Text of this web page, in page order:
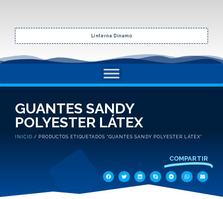
Linterna Dinamo
GUANTES SANDY
POLYESTER LÁTEX
INICIO / PRODUCTOS ETIQUETADOS “GUANTES SANDY POLYESTER LÁTEX”
COMPARTIR